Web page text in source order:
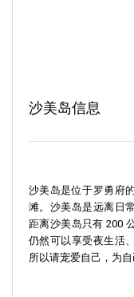
沙美岛信息
沙美岛是位于罗勇府
滩。沙美岛是远离日
距离沙美岛只有 200
仍然可以享受夜生活
所以请宠爱自己，为自